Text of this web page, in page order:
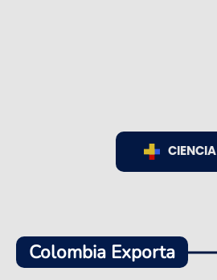
CIENCIA
Colombia Exporta